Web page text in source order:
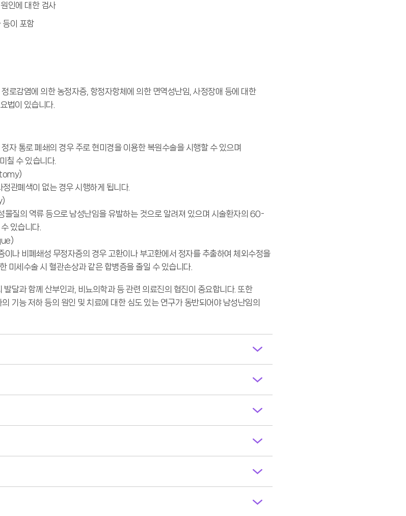
인에 대한 검사
등이 포함
로감염에 의한 농정자증, 항정자항체에 의한 면역성난임, 사정장애 등에 대한
법이 있습니다.
통로 폐쇄의 경우 주로 현미경을 이용한 복원수술을 시행할 수 있으며
칠 수 있습니다.
관폐색이 없는 경우 시행하게 됩니다.
물질의 역류 등으로 남성난임을 유발하는 것으로 알려져 있으며 시술환자의 60-
있습니다.
이나 비폐쇄성 무정자증의 경우 고환이나 부고환에서 정자를 추출하여 체외수정을
미세수술 시 혈관손상과 같은 합병증을 줄일 수 있습니다.
달과 함께 산부인과, 비뇨의학과 등 관련 의료진의 협진이 중요합니다. 또한
기능 저하 등의 원인 및 치료에 대한 심도 있는 연구가 동반되어야 남성난임의